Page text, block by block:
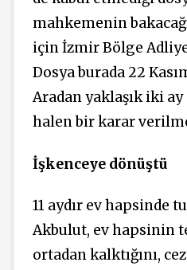
mahkemenin
için İzmir Bölge
Dosya burada 22
Aradan yaklaşık iki
halen bir karar
İşkenceye dönüştü
11 aydır ev hapsinde
Akbulut, ev hapsinin
ortadan kalktığını,